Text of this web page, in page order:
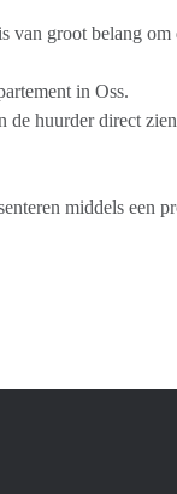
van groot belang om
in Oss.
de huurder direct
middels een